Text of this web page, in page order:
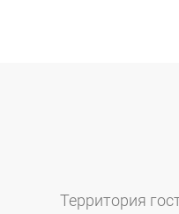
Территория